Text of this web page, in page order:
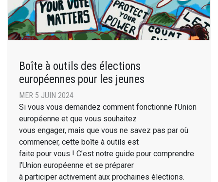
Boîte à outils des élections
européennes pour les jeunes
MER 5 JUIN 2024
Si vous vous demandez comment fonctionne l’Union
européenne et que vous souhaitez
vous engager, mais que vous ne savez pas par où
commencer, cette boîte à outils est
faite pour vous ! C’est notre guide pour comprendre
l’Union européenne et se préparer
à participer activement aux prochaines élections.